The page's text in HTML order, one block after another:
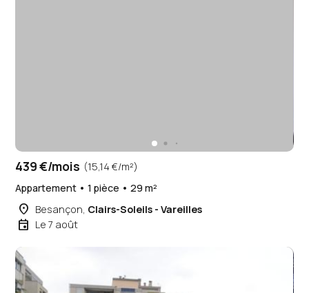
439 €/mois (15,14 €/m²)
Appartement • 1 pièce • 29 m²
place Besançon, Clairs-Soleils - Vareilles
event Le 7 août